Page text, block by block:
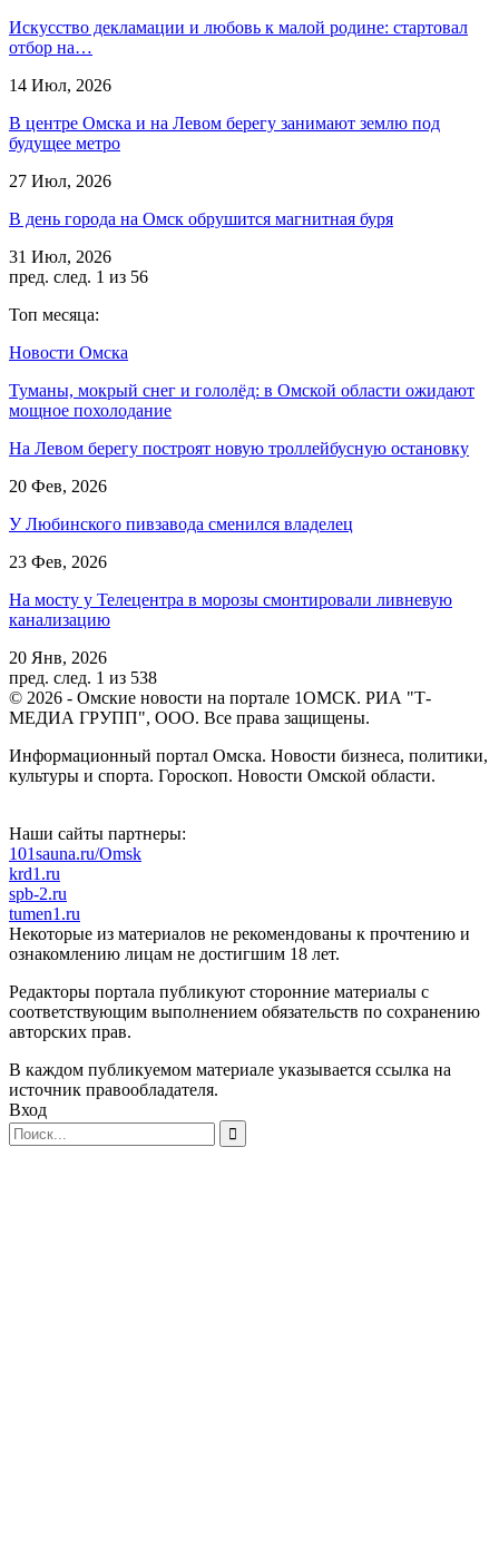
Искусство декламации и любовь к малой родине: стартовал
отбор на…
14 Июл, 2026
В центре Омска и на Левом берегу занимают землю под
будущее метро
27 Июл, 2026
В день города на Омск обрушится магнитная буря
31 Июл, 2026
пред. след. 1 из 56
Топ месяца:
Новости Омска
Туманы, мокрый снег и гололёд: в Омской области ожидают
мощное похолодание
На Левом берегу построят новую троллейбусную остановку
20 Фев, 2026
У Любинского пивзавода сменился владелец
23 Фев, 2026
На мосту у Телецентра в морозы смонтировали ливневую
канализацию
20 Янв, 2026
пред. след. 1 из 538
© 2026 - Омские новости на портале 1ОМСК. РИА "Т-
МЕДИА ГРУПП", ООО. Все права защищены.
Информационный портал Омска. Новости бизнеса, политики,
культуры и спорта. Гороскоп. Новости Омской области.
Наши сайты партнеры:
101sauna.ru/Omsk
krd1.ru
spb-2.ru
tumen1.ru
Некоторые из материалов не рекомендованы к прочтению и
ознакомлению лицам не достигшим 18 лет.
Редакторы портала публикуют сторонние материалы с
соответствующим выполнением обязательств по сохранению
авторских прав.
В каждом публикуемом материале указывается ссылка на
источник правообладателя.
Вход